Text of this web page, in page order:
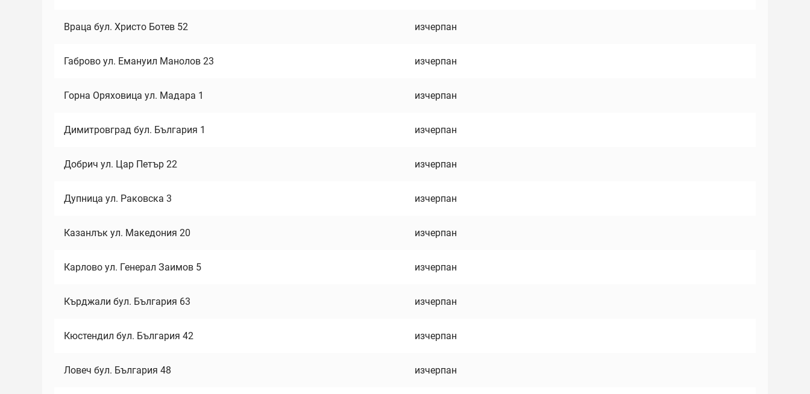
Враца бул. Христо Ботев 52 изчерпан
Габрово ул. Емануил Манолов 23 изчерпан
Горна Оряховица ул. Мадара 1 изчерпан
Димитровград бул. България 1 изчерпан
Добрич ул. Цар Петър 22 изчерпан
Дупница ул. Раковска 3 изчерпан
Казанлък ул. Македония 20 изчерпан
Карлово ул. Генерал Заимов 5 изчерпан
Кърджали бул. България 63 изчерпан
Кюстендил бул. България 42 изчерпан
Ловеч бул. България 48 изчерпан